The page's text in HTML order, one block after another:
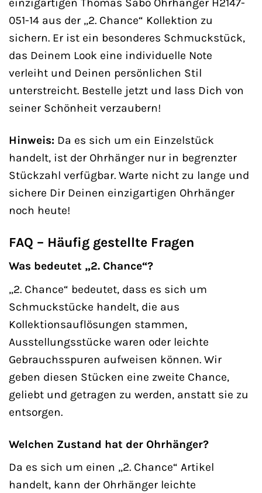
051-14 aus der „2. Chance“ Kollektion zu
sichern. Er ist ein besonderes Schmuckstück,
das Deinem Look eine individuelle Note
verleiht und Deinen persönlichen Stil
unterstreicht. Bestelle jetzt und lass Dich von
seiner Schönheit verzaubern!
Hinweis: Da es sich um ein Einzelstück
handelt, ist der Ohrhänger nur in begrenzter
Stückzahl verfügbar. Warte nicht zu lange und
sichere Dir Deinen einzigartigen Ohrhänger
noch heute!
FAQ – Häufig gestellte Fragen
Was bedeutet „2. Chance“?
„2. Chance“ bedeutet, dass es sich um
Schmuckstücke handelt, die aus
Kollektionsauflösungen stammen,
Ausstellungsstücke waren oder leichte
Gebrauchsspuren aufweisen können. Wir
geben diesen Stücken eine zweite Chance,
geliebt und getragen zu werden, anstatt sie zu
entsorgen.
Welchen Zustand hat der Ohrhänger?
Da es sich um einen „2. Chance“ Artikel
handelt, kann der Ohrhänger leichte